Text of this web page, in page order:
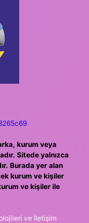
kurum veya
Sitede yalnızca
Burada yer alan
kurum ve kişiler
ve kişiler ile
ve İletişim